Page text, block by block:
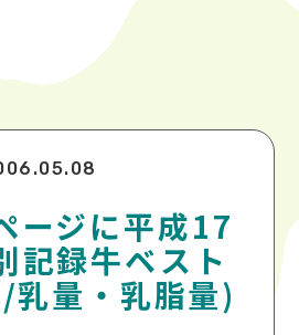
ージに平成17
記録牛ベスト
乳量・乳脂量)